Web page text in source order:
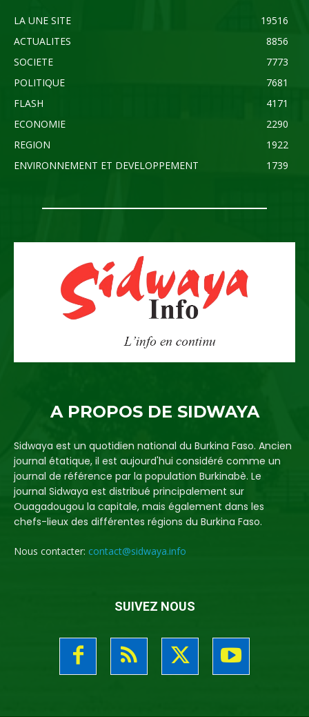
LA UNE SITE
19516
ACTUALITES
8856
SOCIETE
7773
POLITIQUE
7681
FLASH
4171
ECONOMIE
2290
REGION
1922
ENVIRONNEMENT ET DEVELOPPEMENT
1739
A PROPOS DE SIDWAYA
Sidwaya est un quotidien national du Burkina Faso. Ancien
journal étatique, il est aujourd'hui considéré comme un
journal de référence par la population Burkinabè. Le
journal Sidwaya est distribué principalement sur
Ouagadougou la capitale, mais également dans les
chefs-lieux des différentes régions du Burkina Faso.
Nous contacter: contact@sidwaya.info
SUIVEZ NOUS